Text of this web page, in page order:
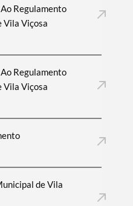
Regulamento
Vila Viçosa
Regulamento
Vila Viçosa
de Vila